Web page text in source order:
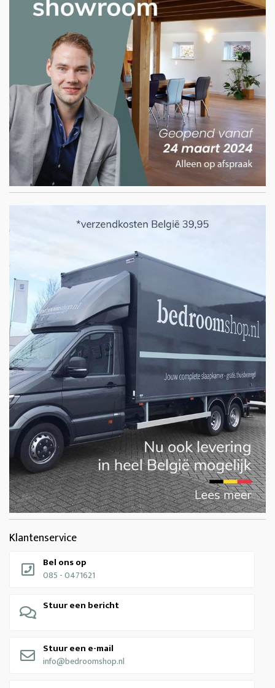
Klantenservice
Bel ons op
085 - 0471621
Stuur een bericht
Stuur een e-mail
info@bedroomshop.nl